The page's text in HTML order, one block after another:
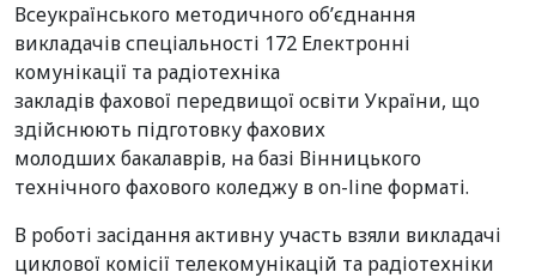
Всеукраїнського методичного об’єднання
викладачів спеціальності 172 Електронні
комунікації та радіотехніка
закладів фахової передвищої освіти України, що
здійснюють підготовку фахових
молодших бакалаврів, на базі Вінницького
технічного фахового коледжу в on-line форматі.
В роботі засідання активну участь взяли викладачі
циклової комісії телекомунікацій та радіотехніки